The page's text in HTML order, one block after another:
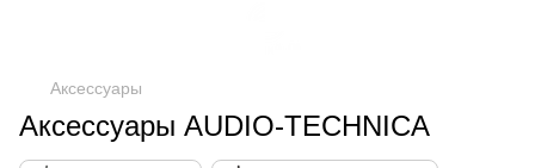
Аксессуары
Аксессуары AUDIO-TECHNICA